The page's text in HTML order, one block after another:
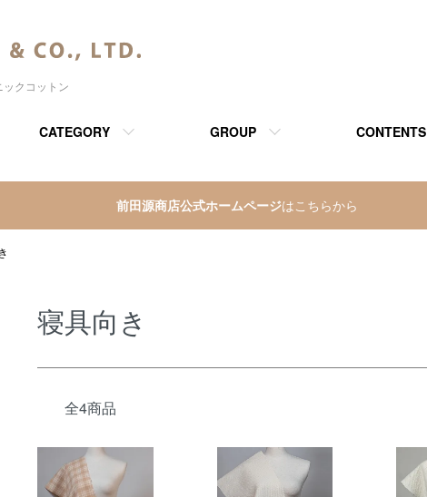
クコットン
CATEGORY GROUP CONTENTS
前田源商店公式ホームページはこちらから
寝具向き
全4商品